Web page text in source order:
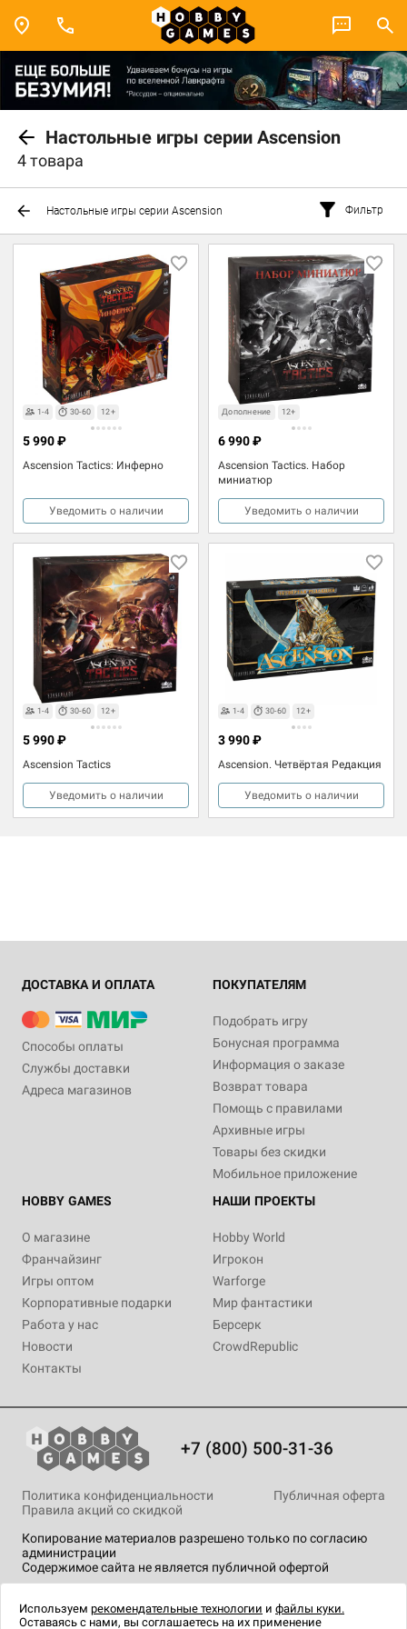
Настольные игры серии Ascension
4 товара
Настольные игры серии Ascension Фильтр
1-4 30-60 12+
Ascension Tactics: Инферно
5 990 ₽
Уведомить о наличии
Дополнение 12+
Ascension Tactics. Набор
миниатюр
6 990 ₽
Уведомить о наличии
1-4 30-60 12+
Ascension Tactics
5 990 ₽
Уведомить о наличии
1-4 30-60 12+
Ascension. Четвёртая Редакция
3 990 ₽
Уведомить о наличии
ДОСТАВКА И ОПЛАТА
Способы оплаты
Службы доставки
Адреса магазинов
ПОКУПАТЕЛЯМ
Подобрать игру
Бонусная программа
Информация о заказе
Возврат товара
Помощь с правилами
Архивные игры
Товары без скидки
Мобильное приложение
HOBBY GAMES
О магазине
Франчайзинг
Игры оптом
Корпоративные подарки
Работа у нас
Новости
Контакты
НАШИ ПРОЕКТЫ
Hobby World
Игрокон
Warforge
Мир фантастики
Берсерк
CrowdRepublic
+7 (800) 500-31-36
Копирование материалов разрешено только по согласию
администрации
Содержимое сайта не является публичной офертой
Политика конфиденциальности
Публичная оферта
Правила акций со скидкой
технологии .
Используем рекомендательные технологии и файлы куки.
Оставаясь с нами, вы соглашаетесь на их применение